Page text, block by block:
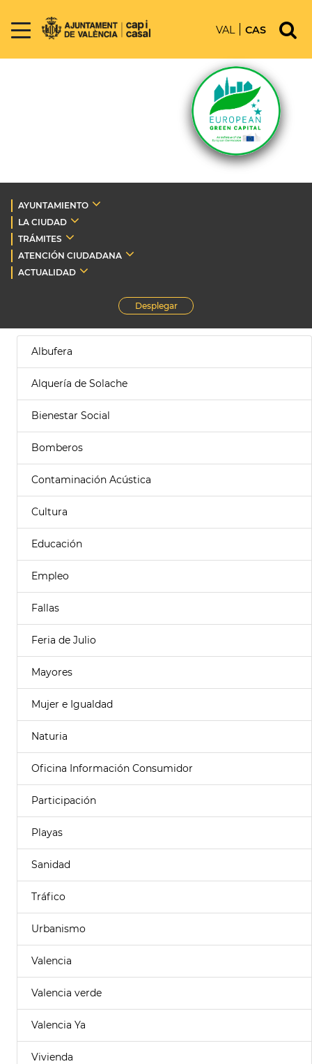
VAL CAS
AYUNTAMIENTO
LA CIUDAD
TRÁMITES
ATENCIÓN CIUDADANA
ACTUALIDAD
Desplegar
Albufera
Alquería de Solache
Bienestar Social
Bomberos
Contaminación Acústica
Cultura
Educación
Empleo
Fallas
Feria de Julio
Mayores
Mujer e Igualdad
Naturia
Oficina Información Consumidor
Participación
Playas
Sanidad
Tráfico
Urbanismo
Valencia
Valencia verde
Valencia Ya
Vivienda